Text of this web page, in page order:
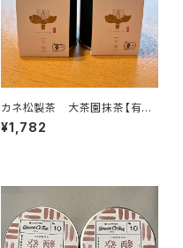
カネ松製茶 大茶園抹茶【有機
抹茶】
¥1,782